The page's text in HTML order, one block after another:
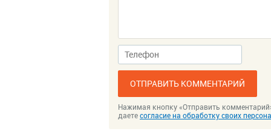
ОТПРАВИТЬ КОММЕНТАРИЙ
Нажимая кнопку «Отправить
даете согласие на обработку своих